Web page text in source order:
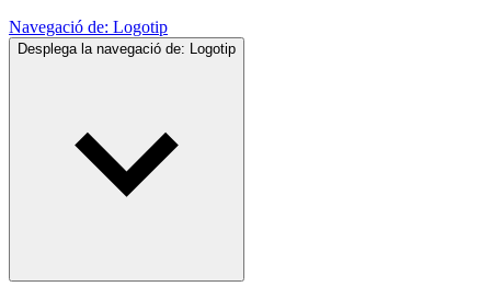
Navegació de: Logotip
Desplega la navegació de: Logotip